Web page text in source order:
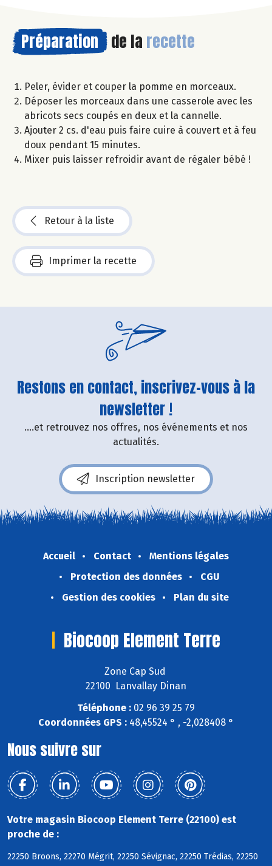
Préparation de la recette
Peler, évider et couper la pomme en morceaux.
Déposer les morceaux dans une casserole avec les
abricots secs coupés en deux et la cannelle.
Ajouter 2 cs. d'eau puis faire cuire à couvert et à feu
doux pendant 15 minutes.
Mixer puis laisser refroidir avant de régaler bébé !
Retour à la liste
Imprimer la recette
Restons en contact, inscrivez-vous à la
newsletter !
....et retrouvez nos offres, nos événements et nos
actualités.
Inscription newsletter
Accueil Contact
Mentions légales
Protection des données
CGU
Gestion des cookies
Plan du site
Biocoop Element Terre
Zone Cap Sud
22100 Lanvallay Dinan
Téléphone : 02 96 39 25 79
Coordonnées GPS : 48,45524 ° , -2,028408 °
Nous suivre sur
Votre magasin Biocoop Element Terre (22100) est
proche de :
22250 Broons, 22270 Mégrit, 22250 Sévignac, 22250 Trédias, 22250